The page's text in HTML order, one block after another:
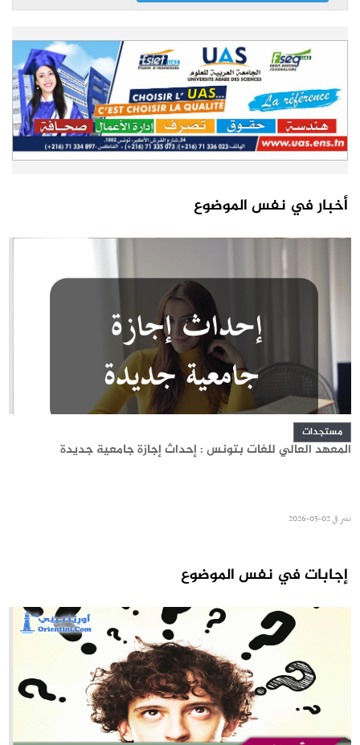
أخبار في نفس الموضوع
مستجدات
المعهد العالي للغات بتونس : إحداث إجازة جامعية جديدة
نشر في02-05-2026
الدراسة في الخارج
إجابات في نفس الموضوع